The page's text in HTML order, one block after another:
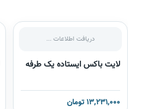
دریافت اطلاعات ...
لایت باکس ایستاده یک طرفه
13,231,000 تومان